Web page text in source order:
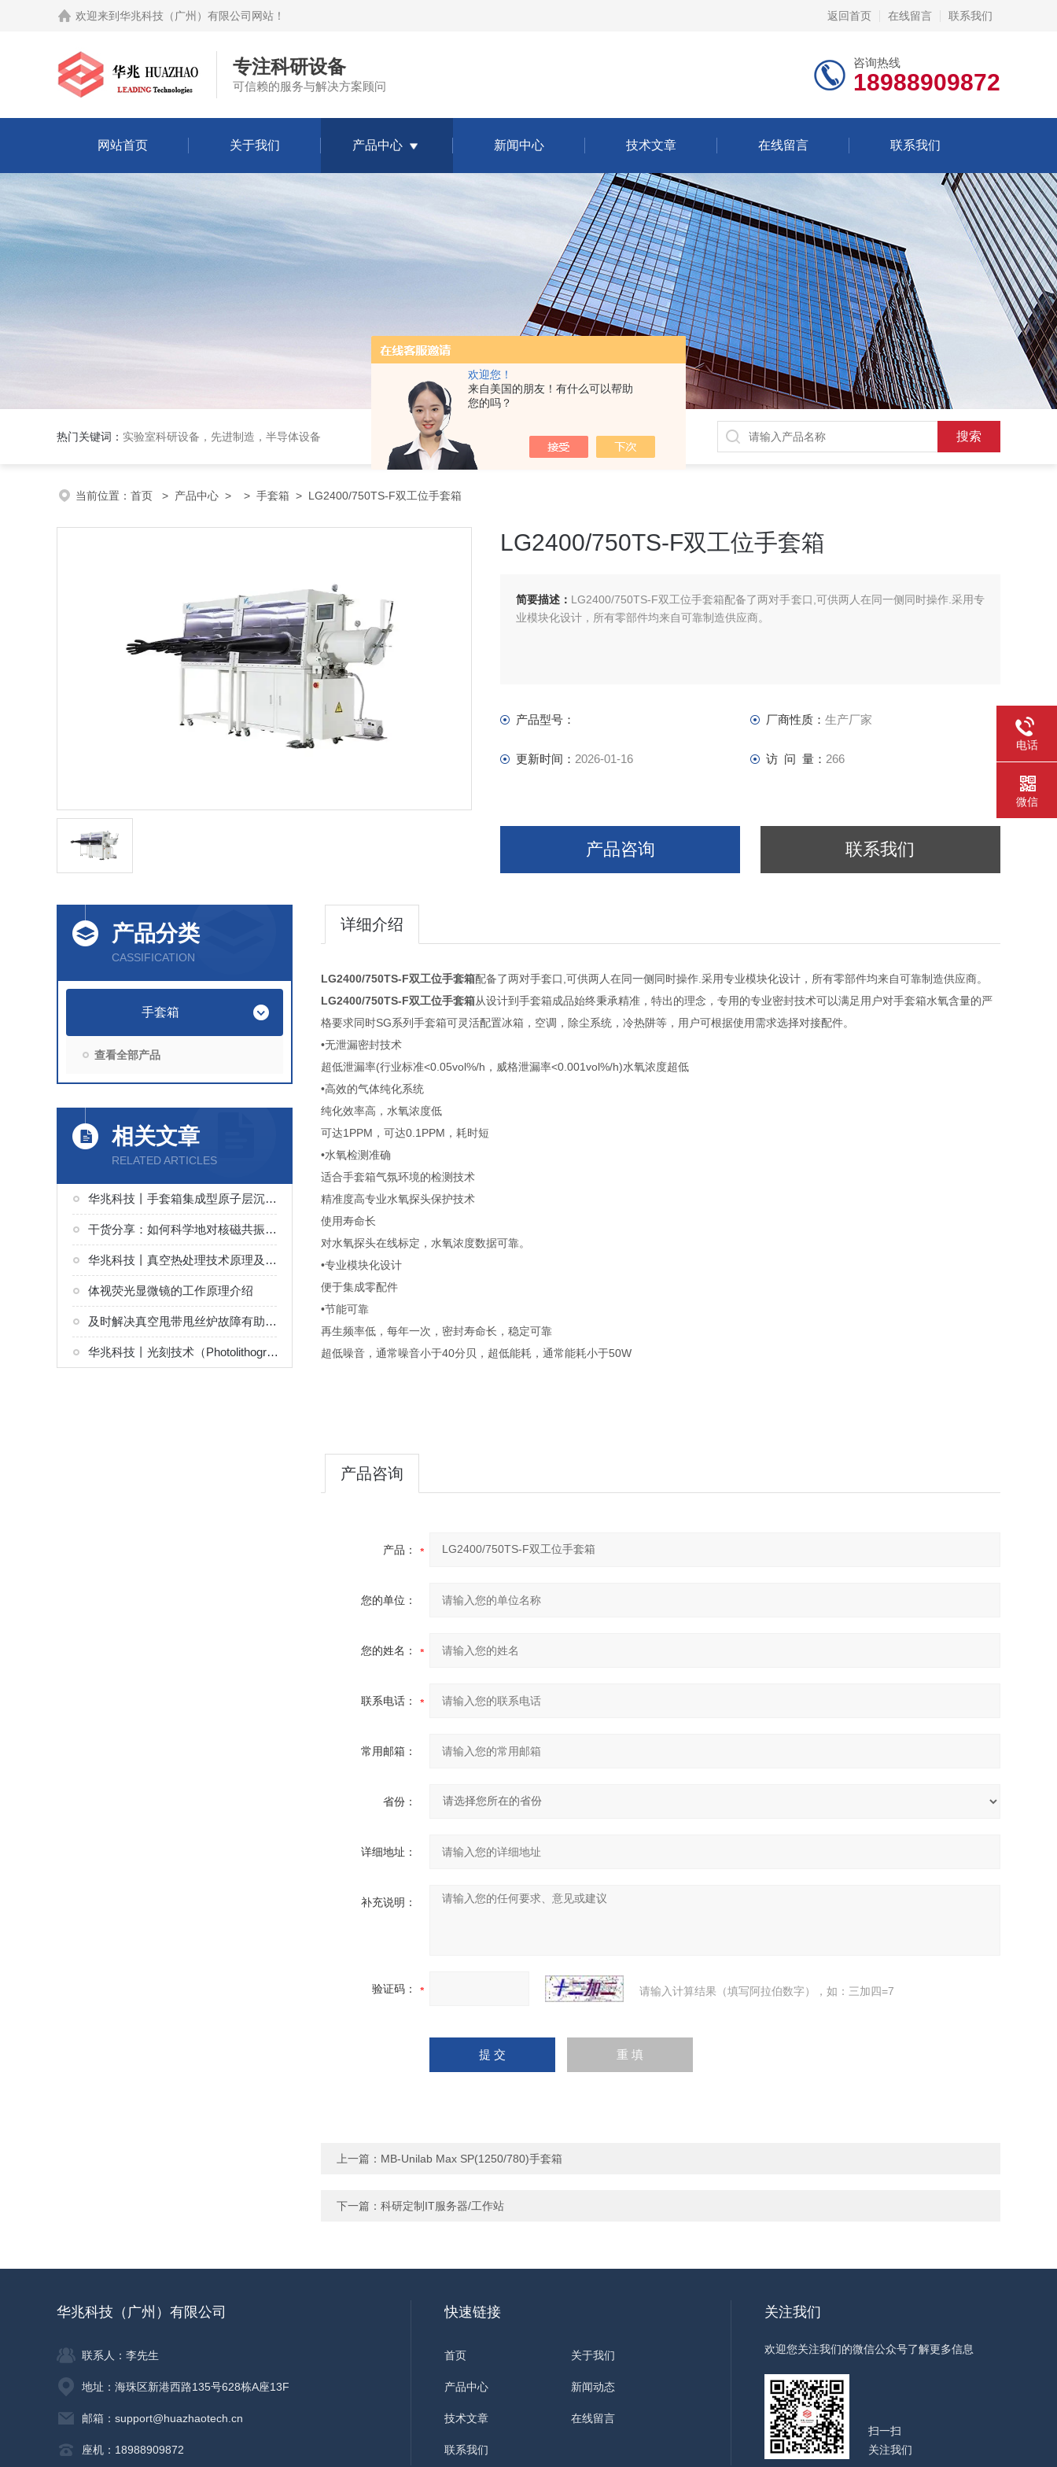
欢迎您！
来自美国的朋友！有什么可以帮助
您的吗？
欢迎来到 华兆科技（广州）有限公司网站 ！ 返回首页 在线留言 联系我们
专注科研设备
可信赖的服务与解决方案顾问
咨询热线
18988909872
网站首页 关于我们 产品中心 新闻中心 技术文章 在线留言 联系我们
热门关键词： 实验室科研设备，先进制造，半导体设备
当前位置： 首页 > 产品中心 > > 手套箱 > LG2400/750TS-F双工位手套箱
LG2400/750TS-F双工位手套箱
简要描述： LG2400/750TS-F双工位手套箱配备了两对手套口,可供两人在同一侧同时操作.采用专
业模块化设计，所有零部件均来自可靠制造供应商。
产品型号： 厂商性质： 生产厂家
更新时间： 2026-01-16 访 问 量： 266
产品咨询 联系我们
产品分类
CASSIFICATION
手套箱
查看全部产品
相关文章
RELATED ARTICLES
华兆科技丨手套箱集成型原子层沉积ALD系统（MNT-G 系列）解决方案
干货分享：如何科学地对核磁共振波谱分析仪进行定期维护保养
华兆科技丨真空热处理技术原理及设备
体视荧光显微镜的工作原理介绍
及时解决真空甩带甩丝炉故障有助于保障产品质量和设备稳定运行
华兆科技丨光刻技术（Photolithography）原理及设备
详细介绍
LG2400/750TS-F双工位手套箱配备了两对手套口,可供两人在同一侧同时操作.采用专业模块化设计，所有零部件均来自可靠制造供应商。
LG2400/750TS-F双工位手套箱从设计到手套箱成品始终秉承精准，特出的理念，专用的专业密封技术可以满足用户对手套箱水氧含量的严
格要求同时SG系列手套箱可灵活配置冰箱，空调，除尘系统，冷热阱等，用户可根据使用需求选择对接配件。
•无泄漏密封技术
超低泄漏率(行业标准<0.05vol%/h，威格泄漏率<0.001vol%/h)水氧浓度超低
•高效的气体纯化系统
纯化效率高，水氧浓度低
可达1PPM，可达0.1PPM，耗时短
•水氧检测准确
适合手套箱气氛环境的检测技术
精准度高专业水氧探头保护技术
使用寿命长
对水氧探头在线标定，水氧浓度数据可靠。
•专业模块化设计
便于集成零配件
•节能可靠
再生频率低，每年一次，密封寿命长，稳定可靠
超低噪音，通常噪音小于40分贝，超低能耗，通常能耗小于50W
产品咨询
产品：
您的单位：
您的姓名：
联系电话：
常用邮箱：
省份：
详细地址：
补充说明：
验证码： 请输入计算结果（填写阿拉伯数字），如：三加四=7
上一篇： MB-Unilab Max SP(1250/780)手套箱
下一篇： 科研定制IT服务器/工作站
华兆科技（广州）有限公司
联系人：李先生
地址：海珠区新港西路135号628栋A座13F
邮箱：support@huazhaotech.cn
座机：18988909872
快速链接
首页 关于我们
产品中心 新闻动态
技术文章 在线留言
联系我们
关注我们
欢迎您关注我们的微信公众号了解更多信息
扫一扫
关注我们
电话
微信